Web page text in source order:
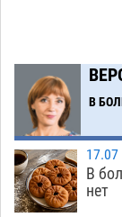
19:07
18:29
ДТП у
16:31
В
17.07
В
нет